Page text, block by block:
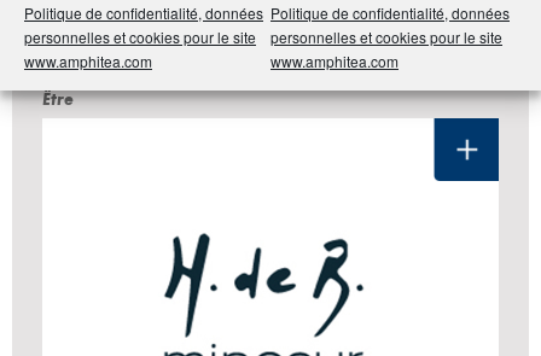
Politique de confidentialité, données
personnelles et cookies pour le site
www.amphitea.com
Politique de confidentialité, données
personnelles et cookies pour le site
www.amphitea.com
CLUB ADHÉRENT
#Pays de la Loire #44 Loire-Atlantique #Santé Bien-
Être